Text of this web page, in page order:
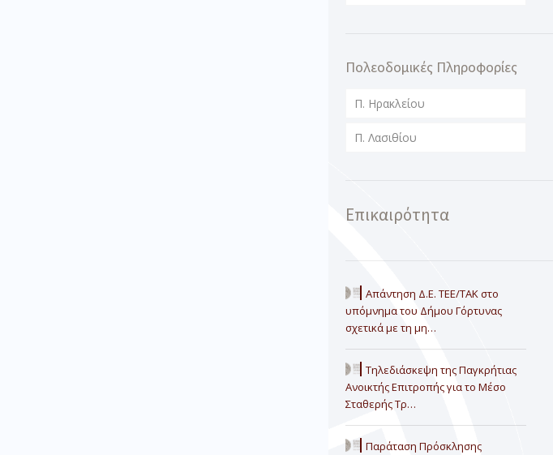
Πολεοδομικές Πληροφορίες
Π. Ηρακλείου
Π. Λασιθίου
Επικαιρότητα
Απάντηση Δ.Ε. ΤΕΕ/ΤΑΚ στο
υπόμνημα του Δήμου Γόρτυνας
σχετικά με τη μη…
Τηλεδιάσκεψη της Παγκρήτιας
Ανοικτής Επιτροπής για το Μέσο
Σταθερής Τρ…
Παράταση Πρόσκλησης